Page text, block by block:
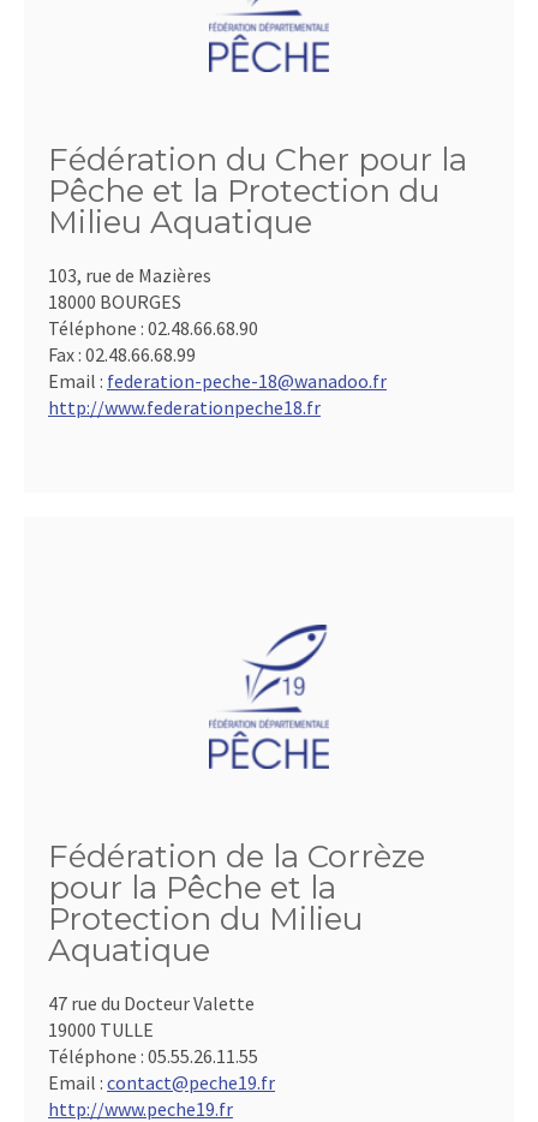
Fédération du Cher pour la
Pêche et la Protection du
Milieu Aquatique
103, rue de Mazières
18000 BOURGES
Téléphone : 02.48.66.68.90
Fax : 02.48.66.68.99
Email : federation-peche-18@wanadoo.fr
http://www.federationpeche18.fr
Fédération de la Corrèze
pour la Pêche et la
Protection du Milieu
Aquatique
47 rue du Docteur Valette
19000 TULLE
Téléphone : 05.55.26.11.55
Email : contact@peche19.fr
http://www.peche19.fr